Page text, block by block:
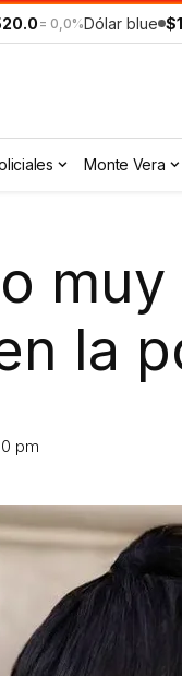
= 0,0%Dólar blue
Monte Vera
la
pm